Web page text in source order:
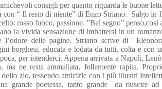
consigli per quanto riguarda le buone
con “ Il resto di niente” di Enzo Striano.
Salgo in
rosso fuoco, passione. ”Bel segno”
la vivida sensazione di imbattersi in un
l’odore delle pagine. Striano scrive di
borghesi, educata e lodata da tutti, colta e con
per intenderci. Appena arrivata a Napoli,
ma ne resta ammaliata, follemente rapita.
zio, tessendo amicizie con i più illustri
grande poetessa, tanto grande
da riuscire ad